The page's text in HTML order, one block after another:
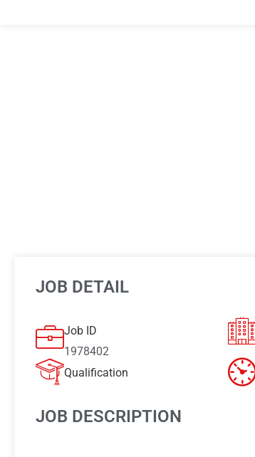
JOB DETAIL
Job ID
1978402
Qualification
JOB DESCRIPTION